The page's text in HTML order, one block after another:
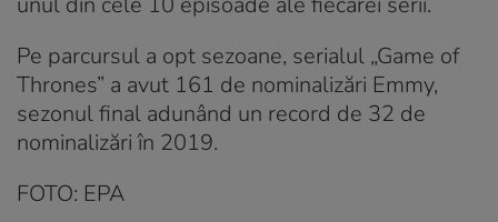
Pe parcursul a opt sezoane, serialul „Game of
Thrones” a avut 161 de nominalizări Emmy,
sezonul final adunând un record de 32 de
nominalizări în 2019.
FOTO: EPA